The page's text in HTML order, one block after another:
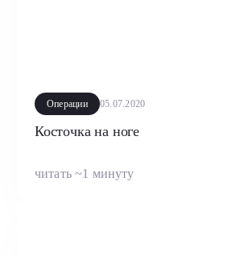
Операции 05.07.2020
Косточка на ноге
читать ~1 минуту